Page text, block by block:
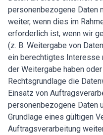
personenbezogene Daten
weiter, wenn dies im
erforderlich ist, wenn wir
(z. B. Weitergabe von
ein berechtigtes Interesse
der Weitergabe haben
Rechtsgrundlage die
Einsatz von
personenbezogene Daten
Grundlage eines gültigen
Auftragsverarbeitung